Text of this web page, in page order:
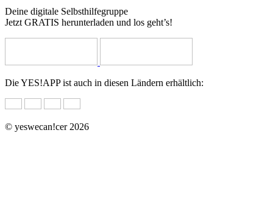
Deine digitale Selbsthilfegruppe
Jetzt GRATIS herunterladen und los geht’s!
Die YES!APP ist auch in diesen Ländern erhältlich:
© yeswecan!cer 2026